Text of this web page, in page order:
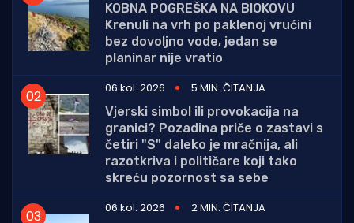
KOBNA POGREŠKA NA BIOKOVU
Krenuli na vrh po paklenoj vrućini
bez dovoljno vode, jedan se
planinar nije vratio
06 kol. 2026
5 MIN. ČITANJA
Vjerski simbol ili provokacija na
granici? Pozadina priče o zastavi s
četiri "S" daleko je mračnija, ali
razotkriva i političare koji tako
skreću pozornost sa sebe
06 kol. 2026
2 MIN. ČITANJA